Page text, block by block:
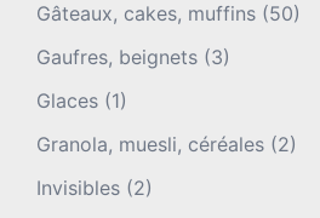
Gâteaux, cakes, muffins (50)
Gaufres, beignets (3)
Glaces (1)
Granola, muesli, céréales (2)
Invisibles (2)